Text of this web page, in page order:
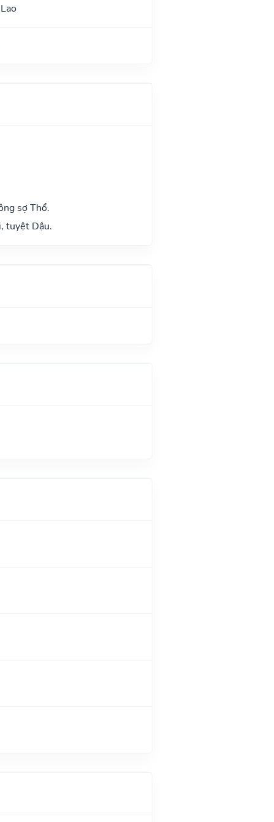
sợ Thổ.
tuyệt Dậu.